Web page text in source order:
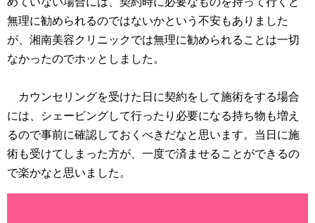
無理に勧められるのではないかという不安もありました
が、湘南美容クリニックでは無理に勧められることは一切
なかったのでホッとしました。
カウンセリングを受けた日に契約をして施術をする場合
には、シェービングして行ったり必要になる持ち物も増え
るので事前に確認しておくべきだなと思います。当日に施
術も受けてしまった方が、一度で済ませることができるの
で楽かなと思いました。